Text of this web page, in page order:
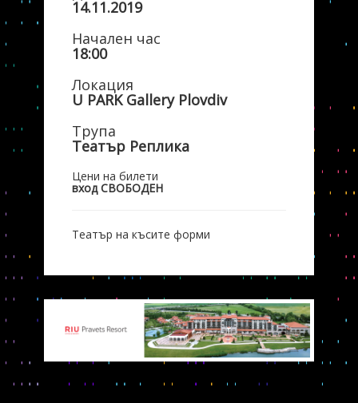
14.11.2019
Начален час
18:00
Локация
U PARK Gallery Plovdiv
Трупа
Театър Реплика
Цени на билети
вход СВОБОДЕН
Театър на късите форми